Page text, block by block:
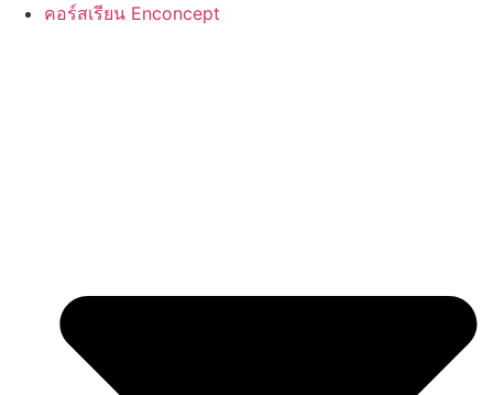
คอร์สเรียน Enconcept